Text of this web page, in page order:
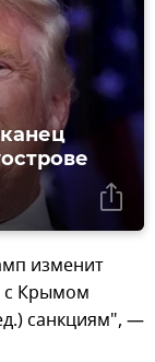
изменит
с Крымом
санкциям", —